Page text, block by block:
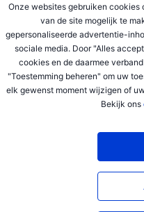
Onze websites gebruiken cookies
van de site mogelijk te
gepersonaliseerde advertentie-
sociale media. Door "Alles
cookies en de daarmee
"Toestemming beheren" om uw
elk gewenst moment wijzigen of
Bekijk ons
is als de Amerikaanse
voorspellen dat we